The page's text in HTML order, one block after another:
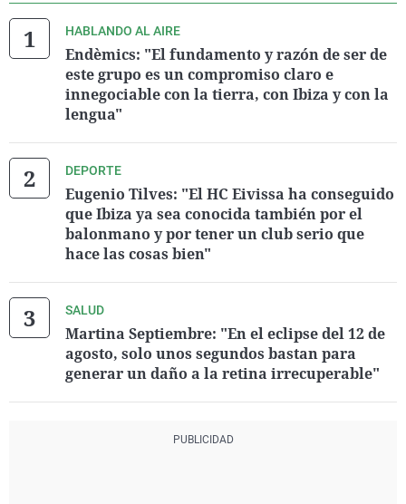
HABLANDO AL AIRE
Endèmics: "El fundamento y razón de ser de
este grupo es un compromiso claro e
innegociable con la tierra, con Ibiza y con la
lengua"
DEPORTE
Eugenio Tilves: "El HC Eivissa ha conseguido
que Ibiza ya sea conocida también por el
balonmano y por tener un club serio que
hace las cosas bien"
SALUD
Martina Septiembre: "En el eclipse del 12 de
agosto, solo unos segundos bastan para
generar un daño a la retina irrecuperable"